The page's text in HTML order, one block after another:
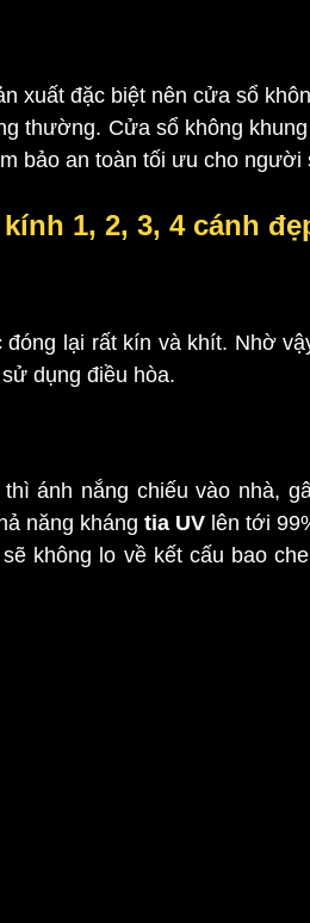
xuất đặc biệt nên cửa sổ
thường. Cửa sổ không
bảo an toàn tối ưu cho người
1, 2, 3, 4 cánh
lại rất kín và khít. Nhờ
dụng điều hòa.
ánh nắng chiếu vào nhà,
năng kháng tia UV lên tới
không lo về kết cấu bao